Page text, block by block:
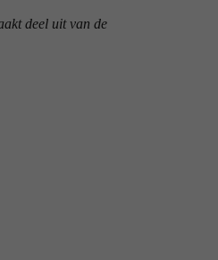
deel uit van de